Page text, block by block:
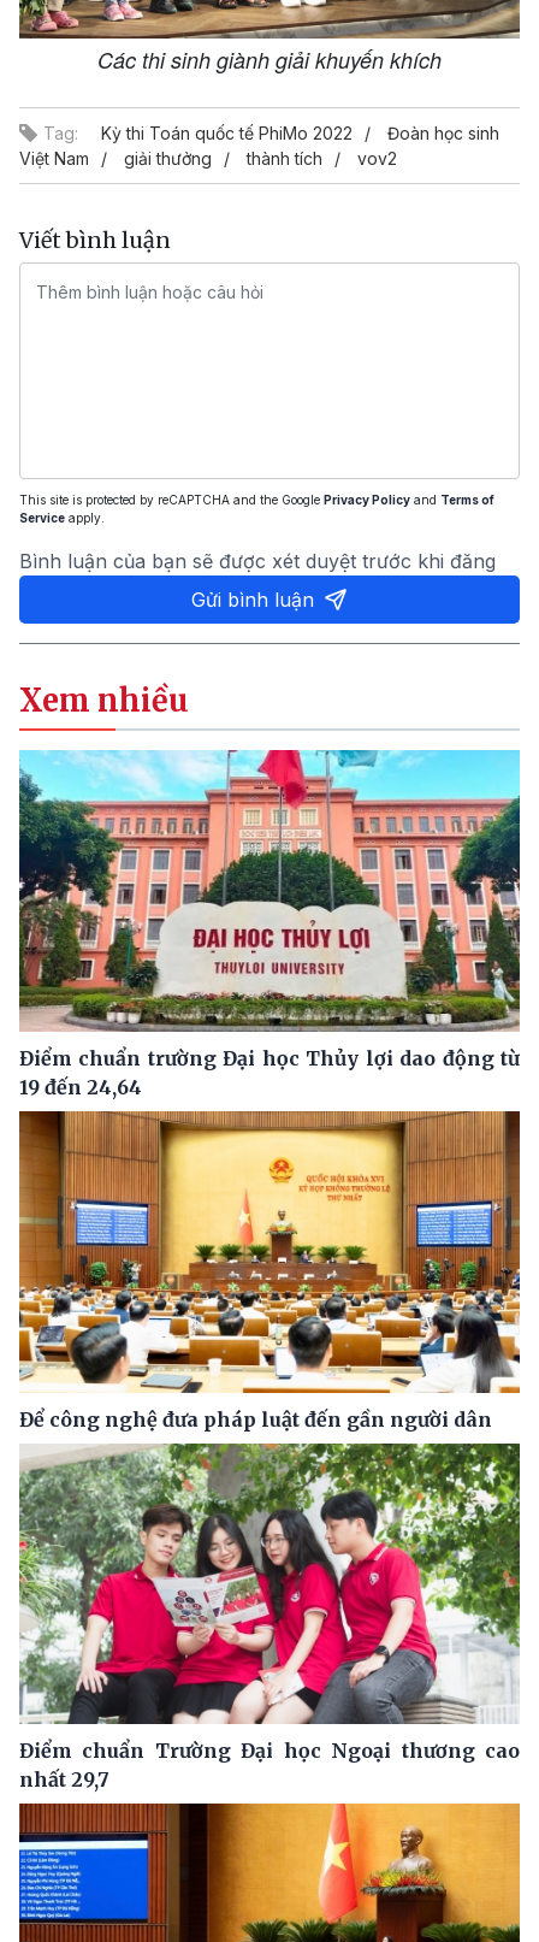
Các thi sinh giành giải khuyến khích
Tag: Kỳ thi Toán quốc tế PhiMo 2022
Đoàn học sinh
Việt Nam
giải thưởng thành tích vov2
Viết bình luận
This site is protected by reCAPTCHA and the Google Privacy Policy and Terms of
Service apply.
Bình luận của bạn sẽ được xét duyệt trước khi đăng
Gửi bình luận
Xem nhiều
Điểm chuẩn trường Đại học Thủy lợi dao động từ
19 đến 24,64
Để công nghệ đưa pháp luật đến gần người dân
Điểm chuẩn Trường Đại học Ngoại thương cao
nhất 29,7